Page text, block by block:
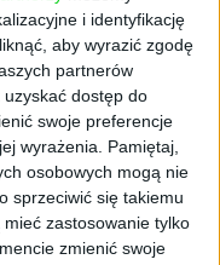
i identyfikację
aby wyrazić zgodę
partnerów
dostęp do
swoje preferencje
wyrażenia. Pamiętaj,
osobowych mogą nie
sprzeciwić się takiemu
zastosowanie tylko
zmienić swoje
w postaci
w
obniżenie
prowadzonych
działów
się na
w
udział m. in